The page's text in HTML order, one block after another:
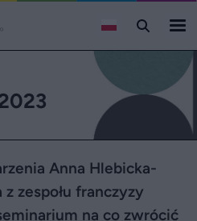
Anna Hlebicka-
zespołu franczyzy
na co zwrócić